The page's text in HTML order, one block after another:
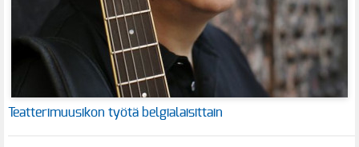
Teatterimuusikon työtä belgialaisittain